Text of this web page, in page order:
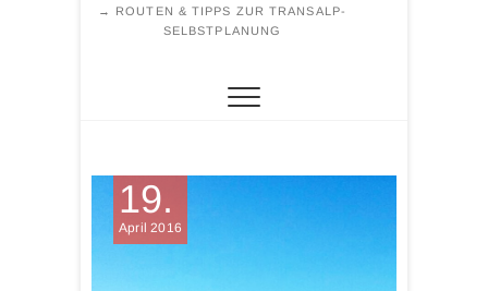
→ ROUTEN & TIPPS ZUR TRANSALP-
SELBSTPLANUNG
19.
April 2016